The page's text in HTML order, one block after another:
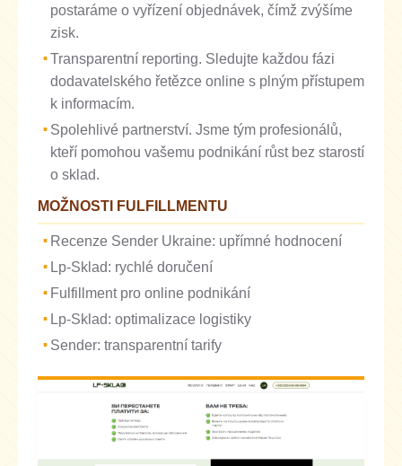
postaráme o vyřízení objednávek, čímž zvýšíme
zisk.
Transparentní reporting. Sledujte každou fázi
dodavatelského řetězce online s plným přístupem
k informacím.
Spolehlivé partnerství. Jsme tým profesionálů,
kteří pomohou vašemu podnikání růst bez starostí
o sklad.
MOŽNOSTI FULFILLMENTU
Recenze Sender Ukraine: upřímné hodnocení
Lp-Sklad: rychlé doručení
Fulfillment pro online podnikání
Lp-Sklad: optimalizace logistiky
Sender: transparentní tarify